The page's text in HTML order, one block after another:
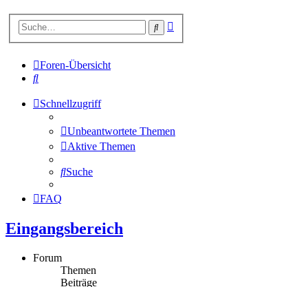
Suche
Foren-Übersicht
Suche
Schnellzugriff
Unbeantwortete Themen
Aktive Themen
Suche
FAQ
Eingangsbereich
Forum
Themen
Beiträge